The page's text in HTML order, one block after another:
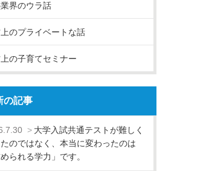
界のウラ話
のプライベートな話
の子育てセミナー
の記事
大学入試共通テストが難しく
のではなく、本当に変わったのは
められる学力」です。